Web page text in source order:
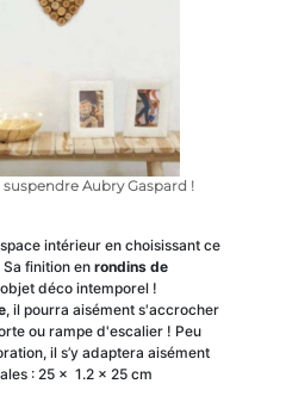
Aubry Gaspard !
intérieur en choisissant ce
finition en rondins de
déco intemporel !
, il pourra aisément s'accrocher
ou rampe d'escalier ! Peu
il s’y adaptera aisément
: 25 x 1.2 x 25 cm